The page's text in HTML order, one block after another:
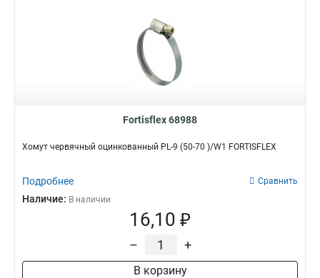
Fortisflex 68988
Хомут червячный оцинкованный PL-9 (50-70 )/W1 FORTISFLEX
Подробнее Сравнить
Наличие: В наличии
16,10 ₽
– +
В корзину